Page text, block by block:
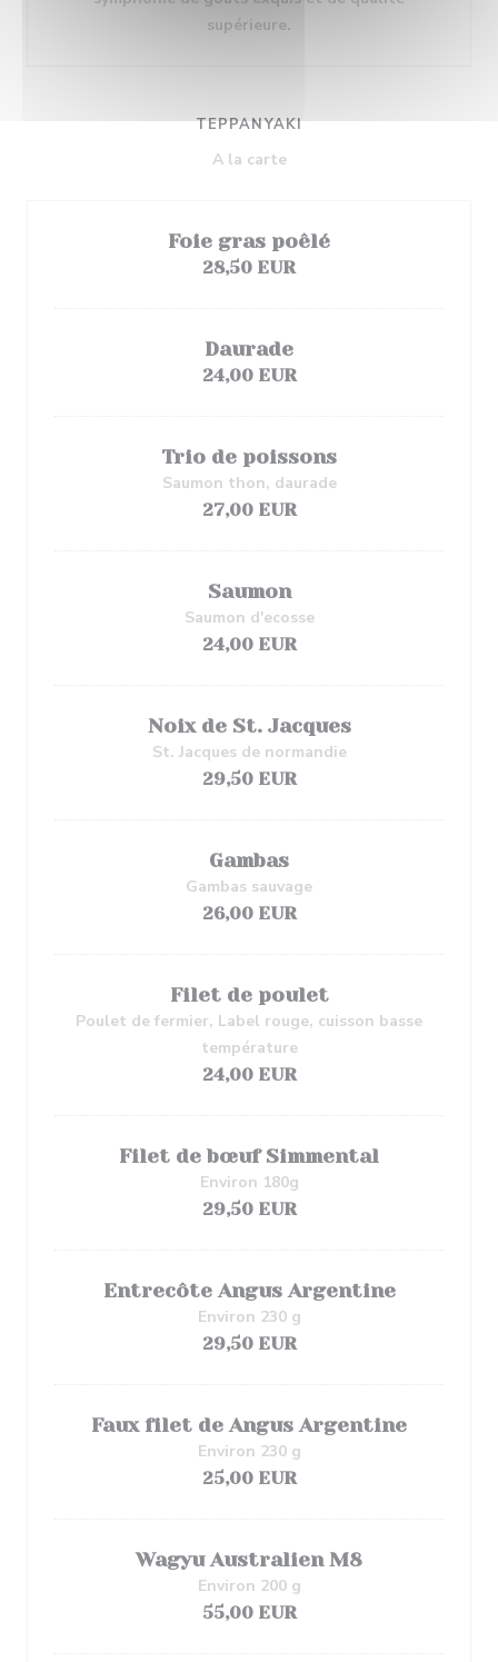
supérieure.
TEPPANYAKI
A la carte
Foie gras poêlé
28,50 EUR
Daurade
24,00 EUR
Trio de poissons
Saumon thon, daurade
27,00 EUR
Saumon
Saumon d'ecosse
24,00 EUR
Noix de St. Jacques
St. Jacques de normandie
29,50 EUR
Gambas
Gambas sauvage
26,00 EUR
Filet de poulet
Poulet de fermier, Label rouge, cuisson basse
température
24,00 EUR
Filet de bœuf Simmental
Environ 180g
29,50 EUR
Entrecôte Angus Argentine
Environ 230 g
29,50 EUR
Faux filet de Angus Argentine
Environ 230 g
25,00 EUR
Wagyu Australien M8
Environ 200 g
55,00 EUR